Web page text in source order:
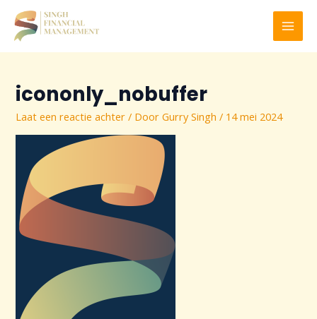
naar
inhoud
icononly_nobuffer
Laat een reactie achter / DoorGurry Singh/ 14 mei 2024